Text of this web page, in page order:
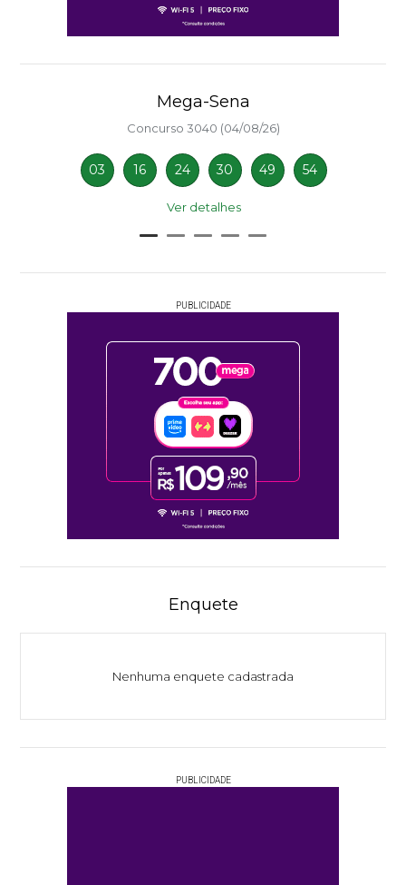
Mega-Sena
Concurso 3040 (04/08/26)
03 16 24 30 49 54
Ver detalhes
PUBLICIDADE
Enquete
Nenhuma enquete cadastrada
PUBLICIDADE